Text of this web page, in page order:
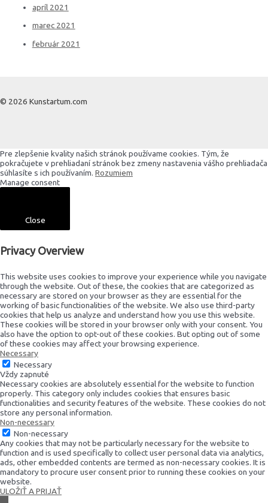
apríl 2021
marec 2021
február 2021
© 2026 Kunstartum.com
Pre zlepšenie kvality našich stránok používame cookies. Tým, že
pokračujete v prehliadaní stránok bez zmeny nastavenia vášho prehliadača
súhlasíte s ich používaním. Rozumiem
Manage consent
Close
Privacy Overview
This website uses cookies to improve your experience while you navigate
through the website. Out of these, the cookies that are categorized as
necessary are stored on your browser as they are essential for the
working of basic functionalities of the website. We also use third-party
cookies that help us analyze and understand how you use this website.
These cookies will be stored in your browser only with your consent. You
also have the option to opt-out of these cookies. But opting out of some
of these cookies may affect your browsing experience.
Necessary
Necessary
Vždy zapnuté
Necessary cookies are absolutely essential for the website to function
properly. This category only includes cookies that ensures basic
functionalities and security features of the website. These cookies do not
store any personal information.
Non-necessary
Non-necessary
Any cookies that may not be particularly necessary for the website to
function and is used specifically to collect user personal data via analytics,
ads, other embedded contents are termed as non-necessary cookies. It is
mandatory to procure user consent prior to running these cookies on your
website.
ULOŽIŤ A PRIJAŤ